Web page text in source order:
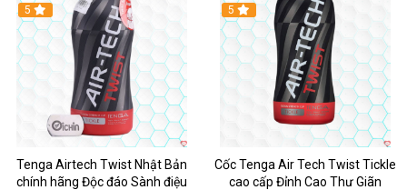
Hot
5
Tenga Airtech Twist Nhật Bản
chính hãng Độc đáo Sành điệu
Hot
5
Cốc Tenga Air Tech Twist Tickle
cao cấp Đỉnh Cao Thư Giãn